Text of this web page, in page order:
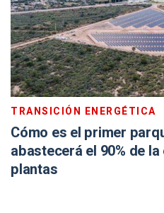
TRANSICIÓN ENERGÉTICA
Cómo es el primer
abastecerá el 90% de
plantas